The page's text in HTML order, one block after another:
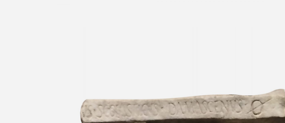
Roma, Via Arenula Siglos III-IV d. C. Museo Nacional
Romano - Termas de Diocleciano, Roma